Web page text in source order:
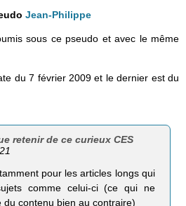
Jean-Philippe
sous ce pseudo et avec le même
du 7 février 2009 et le dernier est du
retenir de ce curieux CES
pour les articles longs qui
comme celui-ci (ce qui ne
du contenu bien au contraire)